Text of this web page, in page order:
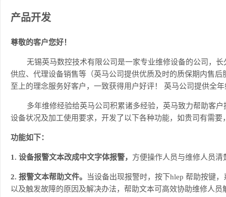
产品开发
尊敬的客户您好！
无锡英马数控技术有限公司是一家专业维修设备的公司，
供应、代理设备销售等（英马公司提供优质及时的质保期内售
至上的理念服务好客户，一致获得用户好评！ 英马公司提供全
多年维修经验给英马公司积累诸多经验，英马致力帮助客户
设备状况及加工使用要求，开发了以下各种功能，如贵司有需要
功能如下：
1. 设备报警文本改成中文字体报警， 方便操作人员与维修人员
2. 报警文本帮助文件。
当设备出现报警时，按下hlep 帮助按键
以及触发故障的原因及解决办法，帮助文本可高效协助维修人员